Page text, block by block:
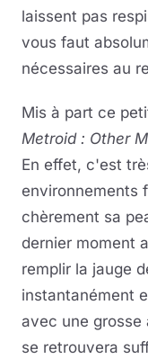
laissent pas
vous faut
nécessaires au
Mis à part ce
Metroid : Other M
En effet, c'est
environnements
chèrement sa
dernier moment
remplir la jauge
instantanément
avec une grosse
se retrouvera